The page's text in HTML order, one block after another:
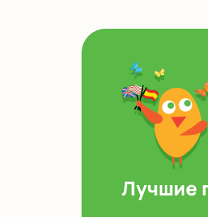
Лучшие